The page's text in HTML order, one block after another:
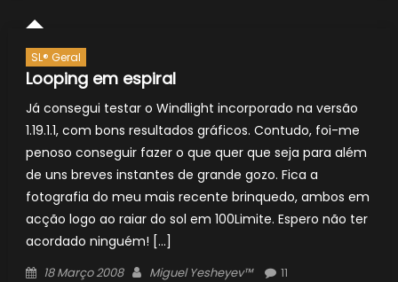
SL® Geral
Looping em espiral
Já consegui testar o Windlight incorporado na versão
1.19.1.1, com bons resultados gráficos. Contudo, foi-me
penoso conseguir fazer o que quer que seja para além
de uns breves instantes de grande gozo. Fica a
fotografia do meu mais recente brinquedo, ambos em
acção logo ao raiar do sol em 100Limite. Espero não ter
acordado ninguém! […]
Posted
18 Março 2008 Author
Miguel Yesheyev™
11